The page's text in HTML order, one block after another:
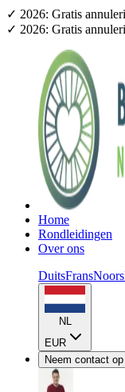
✓ 2026: Gratis
✓ 2026: Gratis
Home
Rondleidingen
Over ons
DuitsFransNoors
NL
EUR
Neem contact op